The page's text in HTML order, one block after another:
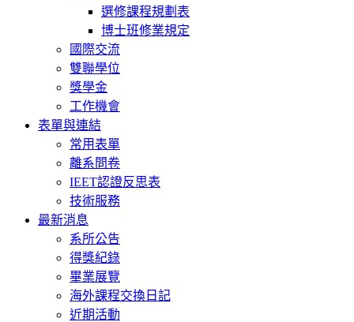
選修課程規劃表
博士班修業規定
國際交流
雙聯學位
獎學金
工作機會
表單與連結
常用表單
離系問卷
IEET認證反思表
技術服務
最新消息
系所公告
得獎紀錄
畢業展覽
海外課程交換日記
近期活動